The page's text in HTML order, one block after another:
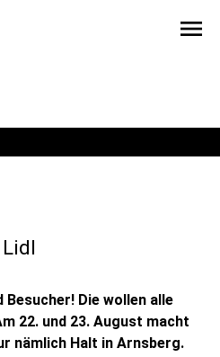
menu
Besucher! Die wollen alle
22. und 23. August macht
nämlich Halt in Arnsberg.